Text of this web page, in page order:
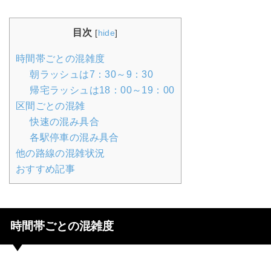
目次 [hide]
時間帯ごとの混雑度
朝ラッシュは7：30～9：30
帰宅ラッシュは18：00～19：00
区間ごとの混雑
快速の混み具合
各駅停車の混み具合
他の路線の混雑状況
おすすめ記事
時間帯ごとの混雑度